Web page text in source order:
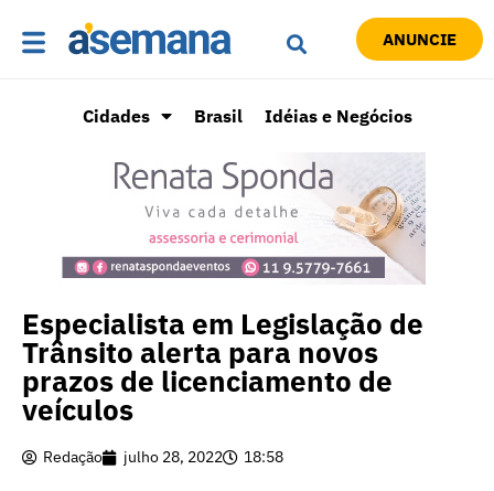
ANUNCIE
Cidades Brasil Idéias e Negócios
Especialista em Legislação de
Trânsito alerta para novos
prazos de licenciamento de
veículos
Redação julho 28, 2022 18:58